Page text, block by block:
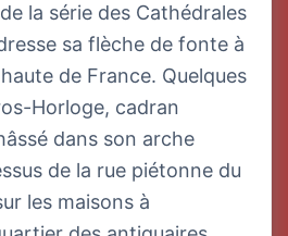
la série des Cathédrales
sa flèche de fonte à
de France. Quelques
Horloge, cadran
dans son arche
de la rue piétonne du
les maisons à